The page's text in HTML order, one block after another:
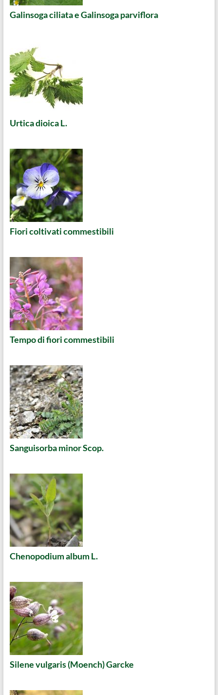
Galinsoga ciliata e Galinsoga parviflora
Urtica dioica L.
Fiori coltivati commestibili
Tempo di fiori commestibili
Sanguisorba minor Scop.
Chenopodium album L.
Silene vulgaris (Moench) Garcke